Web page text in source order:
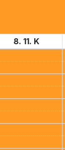
8. 11. K